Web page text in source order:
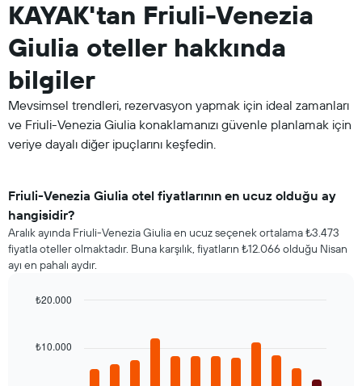
KAYAK'tan Friuli-Venezia
Giulia oteller hakkında
bilgiler
Mevsimsel trendleri, rezervasyon yapmak için ideal zamanları
ve Friuli-Venezia Giulia konaklamanızı güvenle planlamak için
veriye dayalı diğer ipuçlarını keşfedin.
Friuli-Venezia Giulia otel fiyatlarının en ucuz olduğu ay
hangisidir?
Aralık ayında Friuli-Venezia Giulia en ucuz seçenek ortalama ₺3.473
fiyatla oteller olmaktadır. Buna karşılık, fiyatların ₺12.066 olduğu Nisan
ayı en pahalı aydır.
with
₺10.000
₺20.000